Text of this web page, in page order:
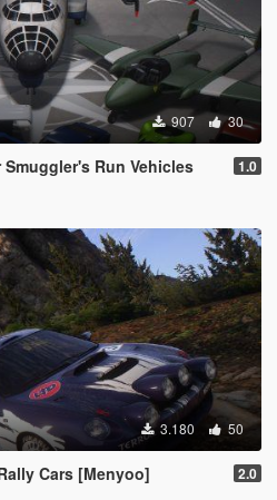
907 30
Run Vehicles 1.0
3.180 50
Cars [Menyoo] 2.0